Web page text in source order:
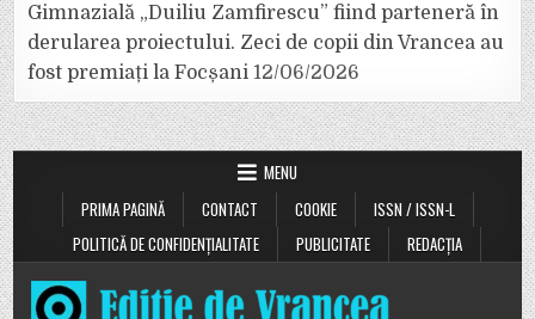
Gimnazială „Duiliu Zamfirescu” fiind parteneră în
derularea proiectului. Zeci de copii din Vrancea au
fost premiați la Focșani 12/06/2026
MENU
PRIMA PAGINĂ
CONTACT COOKIE
ISSN / ISSN-L
POLITICĂ DE CONFIDENȚIALITATE
PUBLICITATE REDACȚIA